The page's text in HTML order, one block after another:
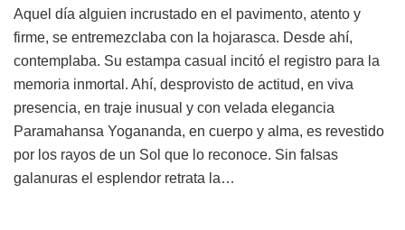
Aquel día alguien incrustado en el pavimento, atento y
firme, se entremezclaba con la hojarasca. Desde ahí,
contemplaba. Su estampa casual incitó el registro para la
memoria inmortal. Ahí, desprovisto de actitud, en viva
presencia, en traje inusual y con velada elegancia
Paramahansa Yogananda, en cuerpo y alma, es revestido
por los rayos de un Sol que lo reconoce. Sin falsas
galanuras el esplendor retrata la…